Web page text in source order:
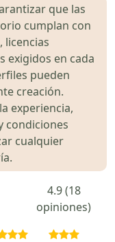
que las
cumplan con
licencias
exigidos en cada
pueden
creación.
experiencia,
condiciones
cualquier
4.9 (18
opiniones)